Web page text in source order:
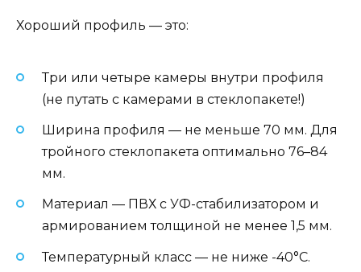
Хороший профиль — это:
Три или четыре камеры внутри профиля
(не путать с камерами в стеклопакете!)
Ширина профиля — не меньше 70 мм. Для
тройного стеклопакета оптимально 76–84
мм.
Материал — ПВХ с УФ-стабилизатором и
армированием толщиной не менее 1,5 мм.
Температурный класс — не ниже -40°C.